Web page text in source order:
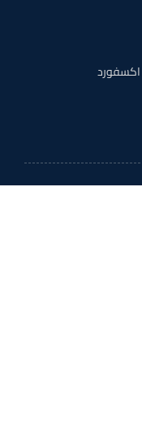
اكسفورد